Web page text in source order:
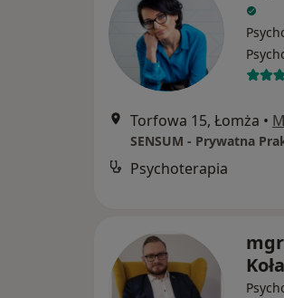
Torfowa 15, Łomża •
SENSUM - Prywatna
Psychoterapia
mgr